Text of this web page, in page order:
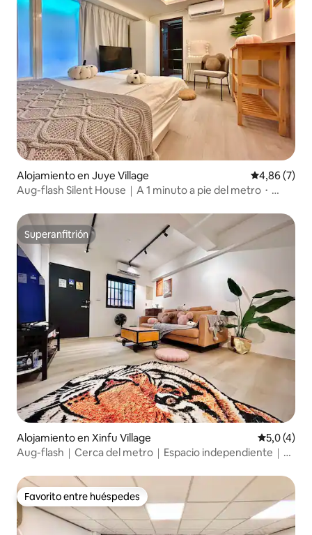
Alojamiento en Juye Village Calificación
4,86 (7)
Aug-flash Silent House｜A 1 minuto a pie del metro・
Superanfitrión
Superanfitrión
Alojamiento en Xinfu Village
5,0 (4)
Aug-flash｜Cerca del metro｜Espacio independiente｜
Favorito entre huéspedes
Favorito entre huéspedes